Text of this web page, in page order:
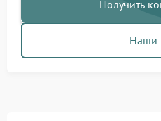
Получить
Наши